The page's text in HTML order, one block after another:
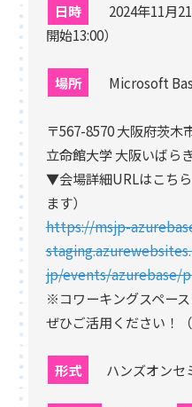
日時
2024年11月21
開始13:00）
場所 Microsoft
〒567-8570 大阪府茨木
立命館大学 大阪いばら
▼会場詳細URLはこち
ます）
https://msjp-
jp/events/azurebase/
※コワーキングスペース
ぜひご活用ください！
形式 ハンズオンセ